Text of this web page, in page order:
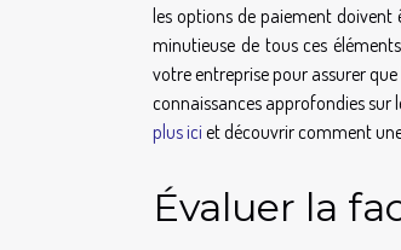
les options de paiement doivent
minutieuse de tous ces
votre entreprise pour assurer
connaissances approfondies sur
plus ici et découvrir comment
Évaluer la